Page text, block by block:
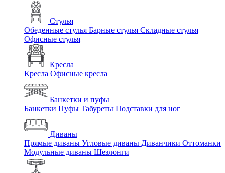
Стулья
Обеденные стулья Барные стулья Складные стулья
Офисные стулья
Кресла
Кресла Офисные кресла
Банкетки и пуфы
Банкетки Пуфы Табуреты Подставки для ног
Диваны
Прямые диваны Угловые диваны Диванчики Оттоманки
Модульные диваны Шезлонги